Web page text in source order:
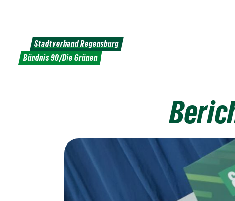
Stadtverband Regensburg
Bündnis 90/Die Grünen